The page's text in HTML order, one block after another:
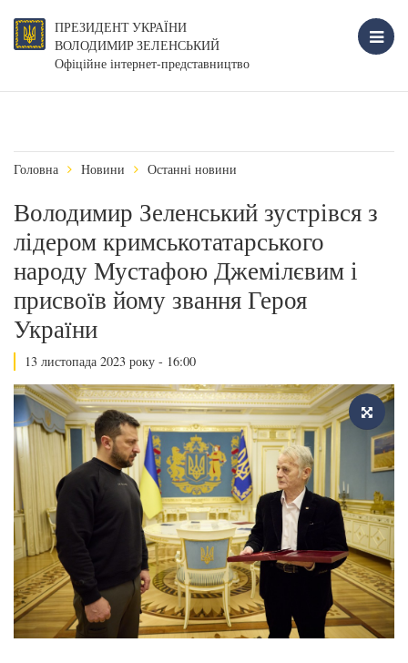
ПРЕЗИДЕНТ УКРАЇНИ
ВОЛОДИМИР ЗЕЛЕНСЬКИЙ
Офіційне інтернет-представництво
Головна Новини Останні новини
Володимир Зеленський зустрівся з
лідером кримськотатарського
народу Мустафою Джемілєвим і
присвоїв йому звання Героя
України
13 листопада 2023 року - 16:00